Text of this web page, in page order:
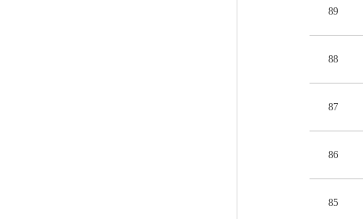
89
88
87
86
85